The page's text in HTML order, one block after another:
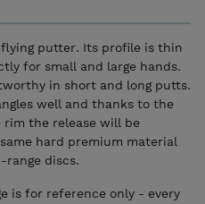
putter. Its profile is thin
for small and large hands.
in short and long putts.
well and thanks to the
the release will be
hard premium material
range discs.
is for reference only - every